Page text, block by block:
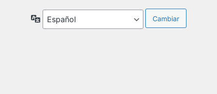
Idioma